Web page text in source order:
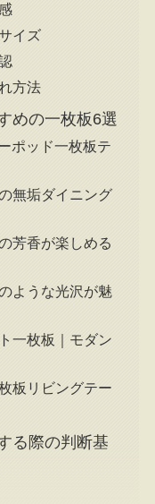
イズ
方法
めの一枚板6選
ポッド一枚板テ
無垢ダイニング
芳香が楽しめる
ような光沢が魅
一枚板｜モダン
板リビングテー
る際の判断基